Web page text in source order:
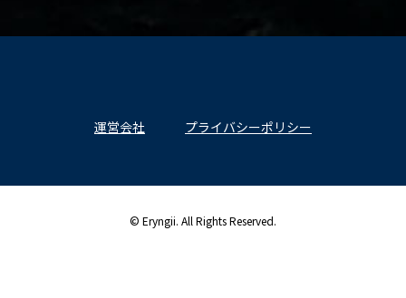
運営会社 プライバシーポリシー
© Eryngii. All Rights Reserved.